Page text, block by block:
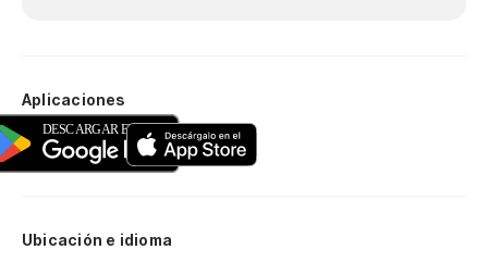
Aplicaciones
Ubicación e idioma